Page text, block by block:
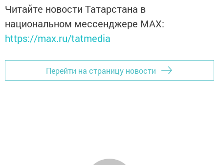
Читайте новости Татарстана в
национальном мессенджере MАХ:
https://max.ru/tatmedia
Перейти на страницу новости